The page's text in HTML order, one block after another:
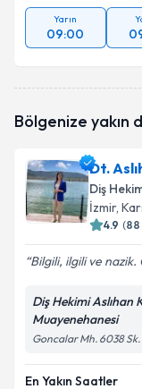
Yarın
09:00
Bölgenize yakın
Dt.
Diş
İzmir,
4.9 (88
Bilgili, ilgili ve
Diş Hekimi Aslıhan
Muayenehanesi
Goncalar Mh. 6038
En Yakın Saatler